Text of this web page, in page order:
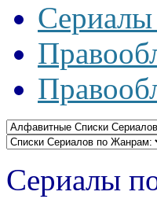
Сериалы